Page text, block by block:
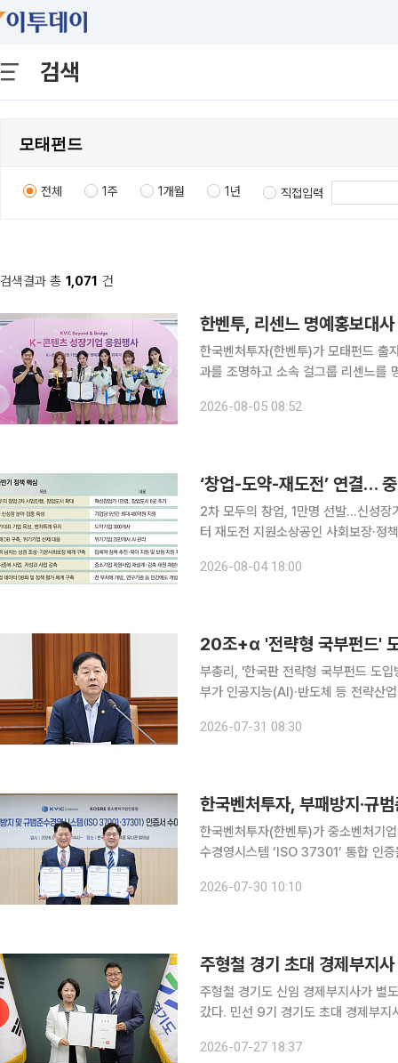
검색
전체 1주 1개월 1년 직접입력
검색결과 총 1,071 건
한벤투, 리센느 명예홍보대
한국벤처투자(한벤투)가 모태펀드 출
과를 조명하고 소속 걸그룹 리센느를 명예홍
사를 열었다. 더뮤즈엔터테
2026-08-05 08:52
‘창업-도약-재도전’ 연결…
2차 모두의 창업, 1만명 선발…신성
터 재도전 지원소상공인 사회보장·정책자금 개편
연구개발(R&D), 수출 등을 묶어 지원
2026-08-04 18:00
20조+α '전략형 국부펀드'
부총리, '한국판 전략형 국부펀드 도
부가 인공지능(AI)·반도체 등 전략산
상이다. 해외 금융자산에 투자해 수익
2026-07-31 08:30
한국벤처투자, 부패방지·규
한국벤처투자(한벤투)가 중소벤처기
수경영시스템 ‘ISO 37301’ 통합 인증을 획득했다고
2026-07-30 10:10
주형철 경기 초대 경제부지
주형철 경기도 신임 경제부지사가 별
갔다. 민선 9기 경기도 초대 경제부지사다. 27일 이투데이 취재를 종합하면, 추미애
히 든든하다. 든든한 경기도, 도지사
2026-07-27 18:37